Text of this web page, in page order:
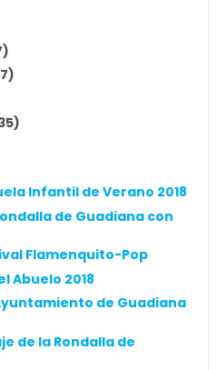
Infantil de Verano 2018
de Guadiana con
Flamenquito-Pop
Abuelo 2018
de Guadiana
de la Rondalla de